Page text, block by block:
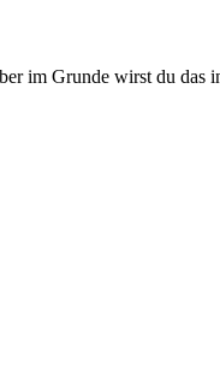
im Grunde wirst du das